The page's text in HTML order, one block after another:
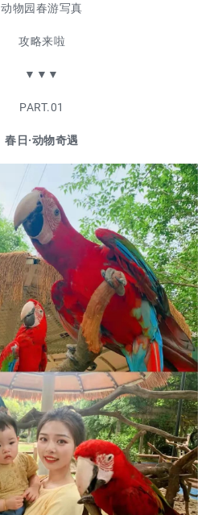
动物园春游写真
攻略来啦
▼▼▼
PART.01
春日·动物奇遇